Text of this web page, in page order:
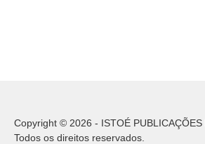
Copyright © 2026 - ISTOÉ PUBLICAÇÕES
Todos os direitos reservados.